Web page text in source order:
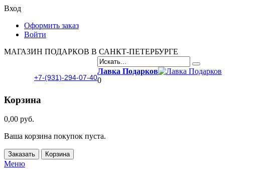
Вход
Оформить заказ
Войти
МАГАЗИН ПОДАРКОВ В САНКТ-ПЕТЕРБУРГЕ
+7-(931)-294-07-40
Лавка Подарков
0
Корзина
0,00 руб.
Ваша корзина покупок пуста.
Заказать Корзина
Меню